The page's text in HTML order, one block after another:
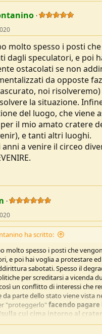
molto spesso i posti
dagli speculatori, e poi
ostacolati se non
da opposte
noi
la situazione.
del luogo, che
il mio amato cratere
e tanti altri luoghi.
a venire il circeo
ha scritto:
molto spesso i posti che
e poi hai voglia a protestare
sabotati. Spesso il
per screditarsi a vicenda
un conflitto di interessi che
da parte dello stato viene vista
"proteggerlo"facendo
cui cima intorno al
se negli anni a venire il